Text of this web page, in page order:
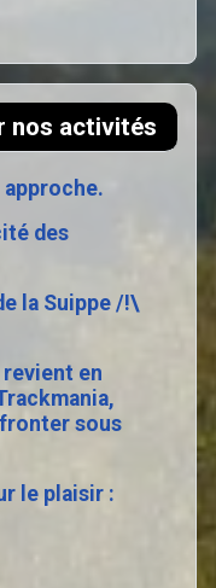
nos activités
des
la Suippe /!\
en
sous
le plaisir :